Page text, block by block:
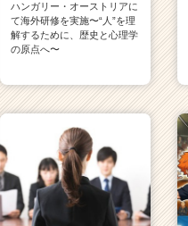
ハンガリー・オーストリアに
て海外研修を実施〜“人”を理
解するために、歴史と心理学
の原点へ〜